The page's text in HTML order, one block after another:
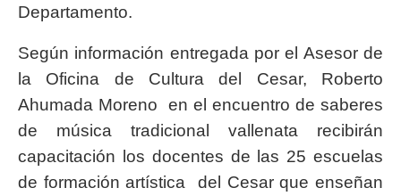
Departamento.
Según información entregada por el Asesor de
la Oficina de Cultura del Cesar, Roberto
Ahumada Moreno en el encuentro de saberes
de música tradicional vallenata recibirán
capacitación los docentes de las 25 escuelas
de formación artística del Cesar que enseñan